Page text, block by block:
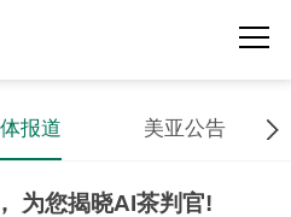
报道 美亚公告
为您揭晓AI茶判官!